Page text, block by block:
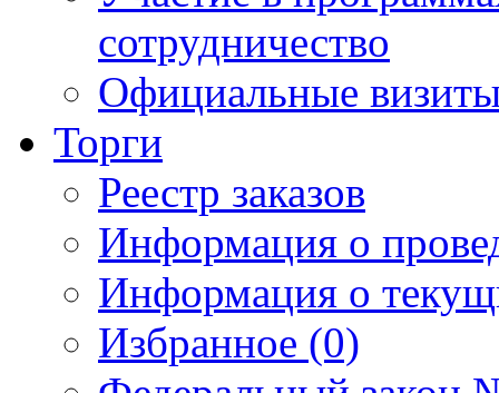
сотрудничество
Официальные
Торги
Реестр заказов
Информация о
Информация о
Избранное (0)